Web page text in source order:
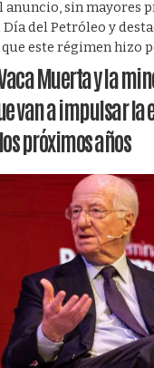
anuncio, sin mayores
del Petróleo y
este régimen hizo
Muerta y la
van a impulsar la
próximos años